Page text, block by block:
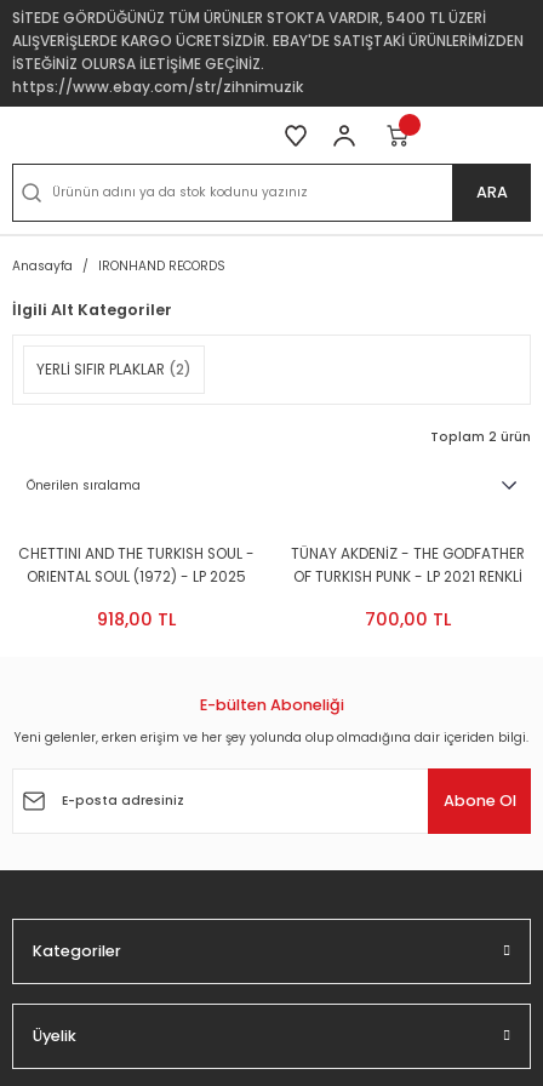
SİTEDE GÖRDÜĞÜNÜZ TÜM ÜRÜNLER STOKTA VARDIR, 5400 TL ÜZERİ
ALIŞVERİŞLERDE KARGO ÜCRETSİZDİR. EBAY'DE SATIŞTAKİ ÜRÜNLERİMİZDEN
İSTEĞİNİZ OLURSA İLETİŞİME GEÇİNİZ.
https://www.ebay.com/str/zihnimuzik
ARA
Anasayfa IRONHAND RECORDS
İlgili Alt Kategoriler
YERLİ SIFIR PLAKLAR (2)
Toplam 2 ürün
CHETTINI AND THE TURKISH SOUL -
ORIENTAL SOUL (1972) - LP 2025
918,00 TL
TÜNAY AKDENİZ - THE GODFATHER
OF TURKISH PUNK - LP 2021 RENKLİ
700,00 TL
E-bülten Aboneliği
Yeni gelenler, erken erişim ve her şey yolunda olup olmadığına dair içeriden bilgi.
Abone Ol
Kategoriler
Üyelik